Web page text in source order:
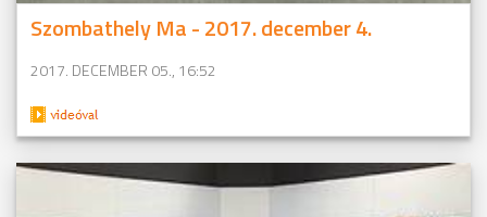
Szombathely Ma - 2017. december 4.
2017. DECEMBER 05., 16:52